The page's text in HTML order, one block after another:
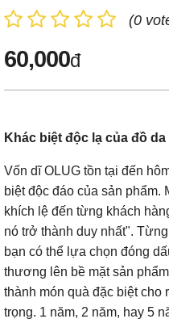
(0
60,000đ
Khác biệt độc lạ của đồ da
Vốn dĩ OLUG tồn tại đến
biệt độc đáo của sản phẩm.
khích lệ đến từng khách
nó trở thành duy nhất".
bạn có thể lựa chọn đóng
thương lên bề mặt sản
thành món quà đặc biệt
trọng. 1 năm, 2 năm, hay 5